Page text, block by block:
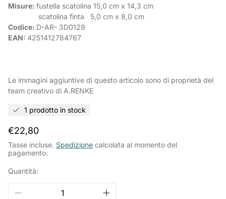
Misure: fustella scatolina 15,0 cm x 14,3 cm
scatolina finta
5,0 cm x 8,0 cm
Codice: D-AR- 3D0129
EAN: 4251412784767
Le immagini aggiuntive di questo articolo sono di proprietà del
team creativo di A.RENKE
1 prodotto in stock
Prezzo
normale
€22,80
Tasse incluse. Spedizione calcolata al momento del
pagamento.
Quantità: